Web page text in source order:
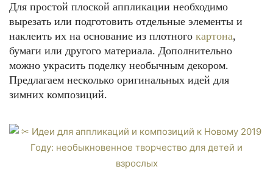
Для простой плоской аппликации необходимо
вырезать или подготовить отдельные элементы и
наклеить их на основание из плотного картона,
бумаги или другого материала. Дополнительно
можно украсить поделку необычным декором.
Предлагаем несколько оригинальных идей для
зимних композиций.